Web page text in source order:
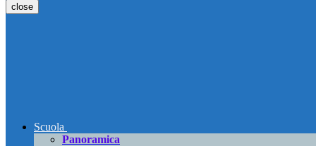
close
Scuola
Panoramica